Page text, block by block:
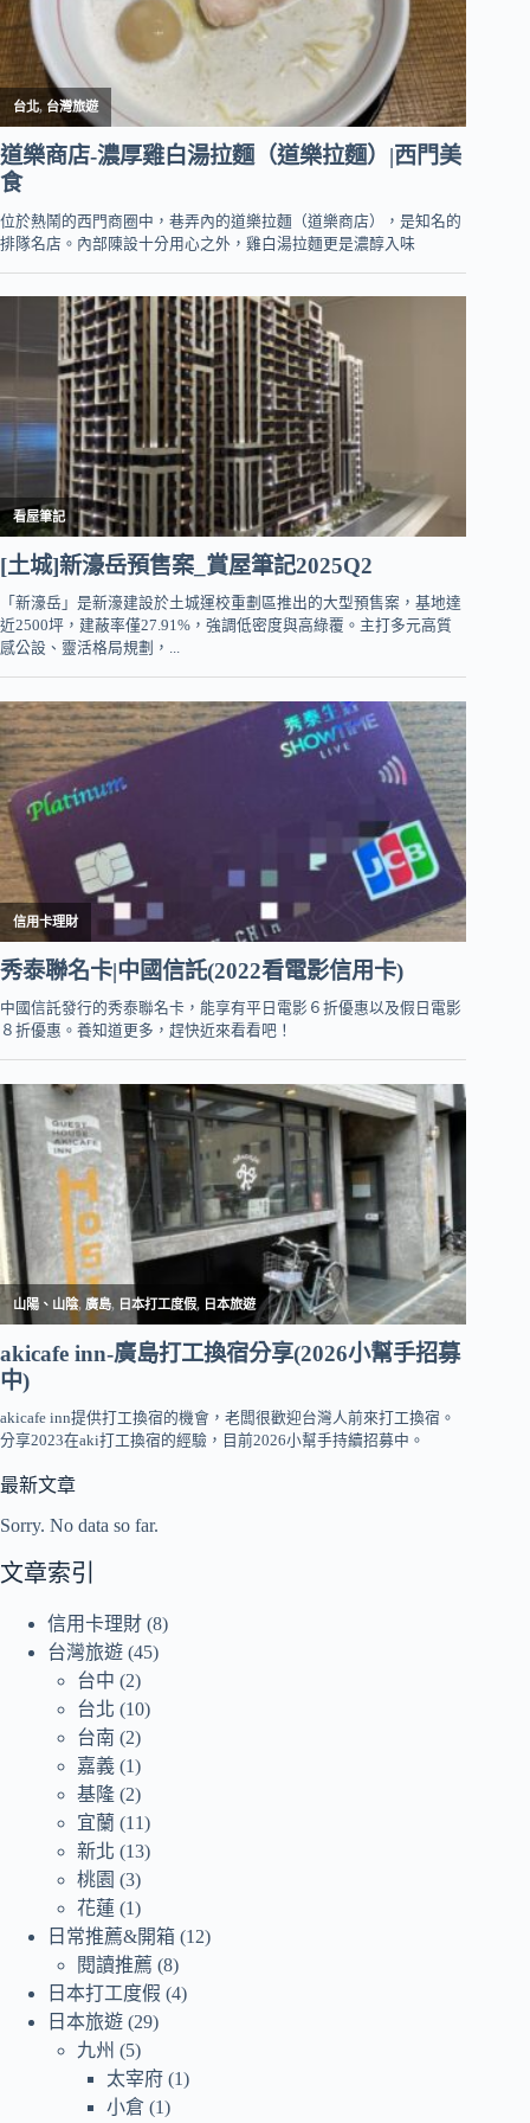
最新文章
Sorry. No data so far.
文章索引
信用卡理財 (8)
台灣旅遊 (45)
台中 (2)
台北 (10)
台南 (2)
嘉義 (1)
基隆 (2)
宜蘭 (11)
新北 (13)
桃園 (3)
花蓮 (1)
日常推薦&開箱 (12)
閱讀推薦 (8)
日本打工度假 (4)
日本旅遊 (29)
九州 (5)
太宰府 (1)
小倉 (1)